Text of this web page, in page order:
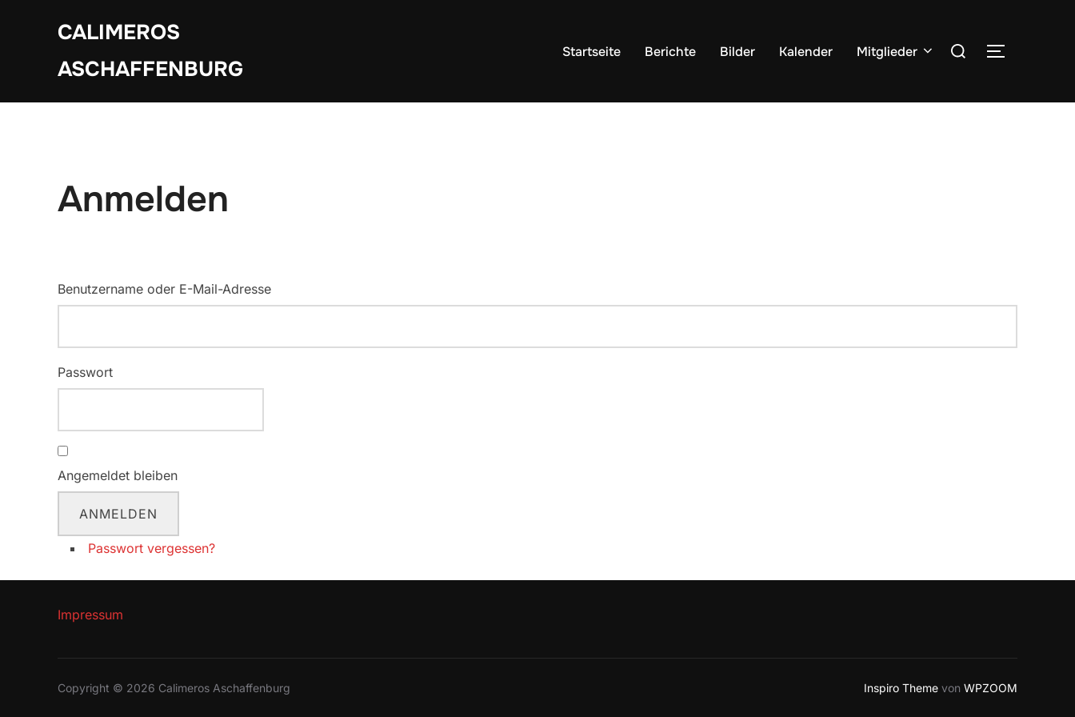
CALIMEROS
ASCHAFFENBURG
Startseite Berichte Bilder Kalender Mitglieder
Suchen
Anmelden
Benutzername oder E-Mail-Adresse
Passwort
Angemeldet bleiben
ANMELDEN
Passwort vergessen?
Impressum
Copyright © 2026 Calimeros Aschaffenburg Inspiro Theme von WPZOOM